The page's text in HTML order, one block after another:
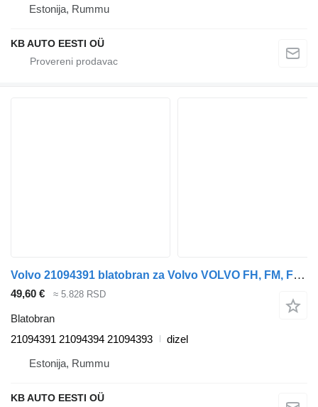
Estonija, Rummu
KB AUTO EESTI OÜ
Volvo 21094391 blatobran za Volvo VOLVO FH, FM, FMX-4 series (2013-) kamiona
49,60 € ≈ 5.828 RSD
Blatobran
21094391 21094394 21094393
dizel
Estonija, Rummu
KB AUTO EESTI OÜ